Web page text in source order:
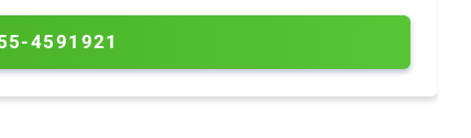
4591921